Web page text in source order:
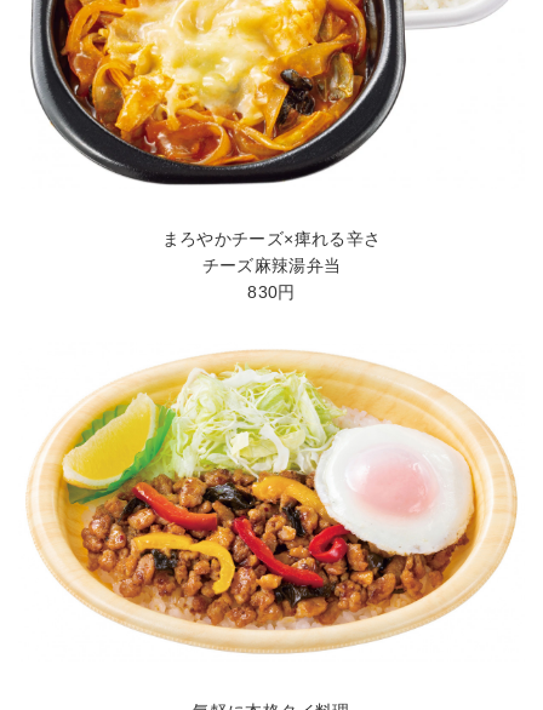
まろやかチーズ×痺れる辛さ
チーズ麻辣湯弁当
830円